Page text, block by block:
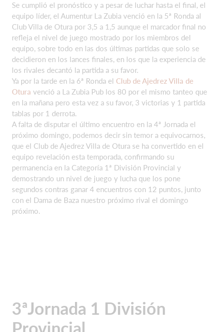
Se cumplió el pronóstico y a pesar de luchar hasta el final, el
equipo líder, el Aumentur La Zubia venció en la 5ª Ronda al
Club Villa de Otura por 3,5 a 1,5 aunque el marcador final no
refleja el nivel de juego mostrado por los miembros del
equipo, sobre todo en las dos últimas partidas que solo se
decidieron en los lances finales, en los que la experiencia de
los rivales decantó la partida a su favor.
Ya por la tarde en la 6ª Ronda el Club de Ajedrez Villa de
Otura venció a La Zubia Pub los 80 por el mismo tanteo que
en la mañana pero esta vez a su favor, 3 victorias y 1 partida
tablas por 1 derrota.
A falta de disputar el último encuentro en la 4ª Jornada el
próximo domingo, podemos decir sin temor a equivocarnos,
que el Club de Ajedrez Villa de Otura se ha convertido en el
equipo revelación esta temporada, confirmando su
permanencia en la Categoría 1ª División Provincial y
demostrando un nivel de juego y lucha que los pone
segundos contras ganar 4 encuentros con 12 puntos, junto
con el Dama de Baza nuestro próximo rival el domingo
próximo.
3ªJornada 1 División
Provincial